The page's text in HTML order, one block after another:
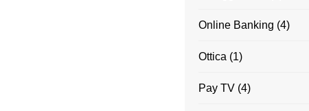
Online Banking (4)
Ottica (1)
Pay TV (4)